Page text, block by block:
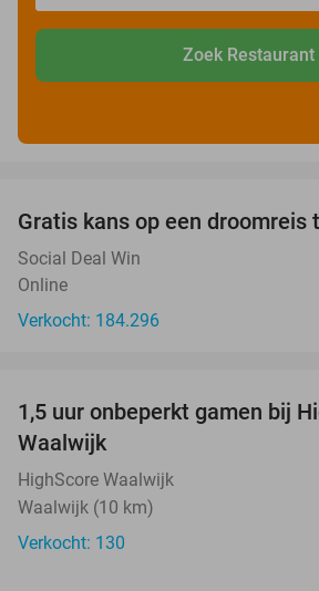
Zoek Restaurant
Gratis kans op een droomreis
Social Deal Win
Online
Verkocht: 184.296
1,5 uur onbeperkt gamen bij
Waalwijk
HighScore Waalwijk
Waalwijk (10 km)
Verkocht: 130